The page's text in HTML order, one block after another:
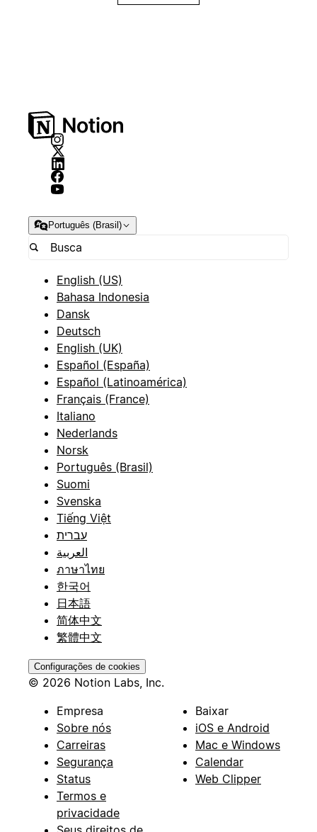
Português (Brasil)
English (US)
Bahasa Indonesia
Dansk
Deutsch
English (UK)
Español (España)
Español (Latinoamérica)
Français (France)
Italiano
Nederlands
Norsk
Português (Brasil)
Suomi
Svenska
Tiếng Việt
עברית
العربية
ภาษาไทย
한국어
日本語
简体中文
繁體中文
Configurações de cookies
© 2026 Notion Labs, Inc.
Empresa
Sobre nós
Carreiras
Segurança
Status
Termos e
privacidade
Baixar
iOS e Android
Mac e Windows
Calendar
Web Clipper